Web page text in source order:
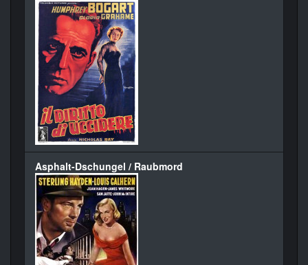
Asphalt-Dschungel / Raubmord